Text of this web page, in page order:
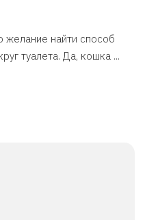
желание найти способ
туалета. Да, кошка ...